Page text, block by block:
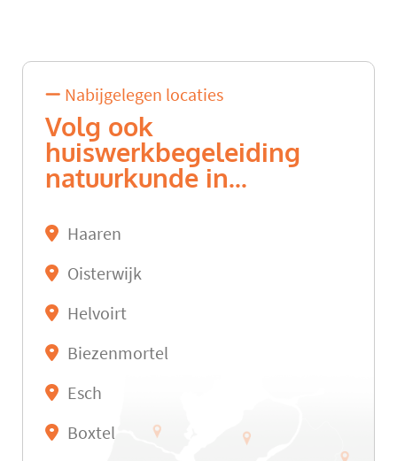
Nabijgelegen locaties
Volg ook
huiswerkbegeleiding
natuurkunde in...
Haaren
Oisterwijk
Helvoirt
Biezenmortel
Esch
Boxtel